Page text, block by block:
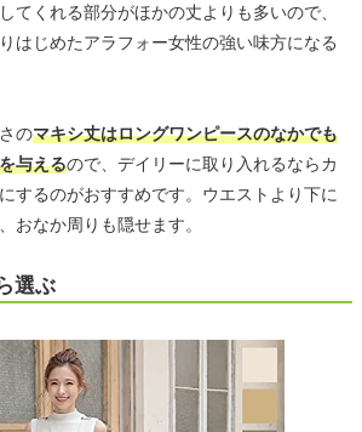
てくれる部分がほかの丈よりも多いので、
はじめたアラフォー女性の強い味方になる
のマキシ丈はロングワンピースのなかでも
与えるので、デイリーに取り入れるならカ
するのがおすすめです。ウエストより下に
おなか周りも隠せます。
選ぶ